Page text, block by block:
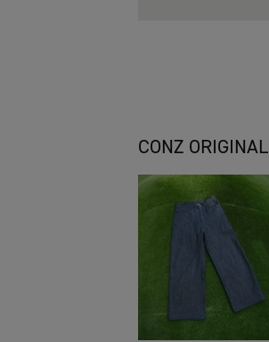
CONZ ORIGINAL